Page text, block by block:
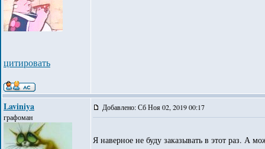
цитировать
Laviniya
графоман
Добавлено: Сб Ноя 02, 2019 00:17
Я наверное не буду заказывать в этот раз. А